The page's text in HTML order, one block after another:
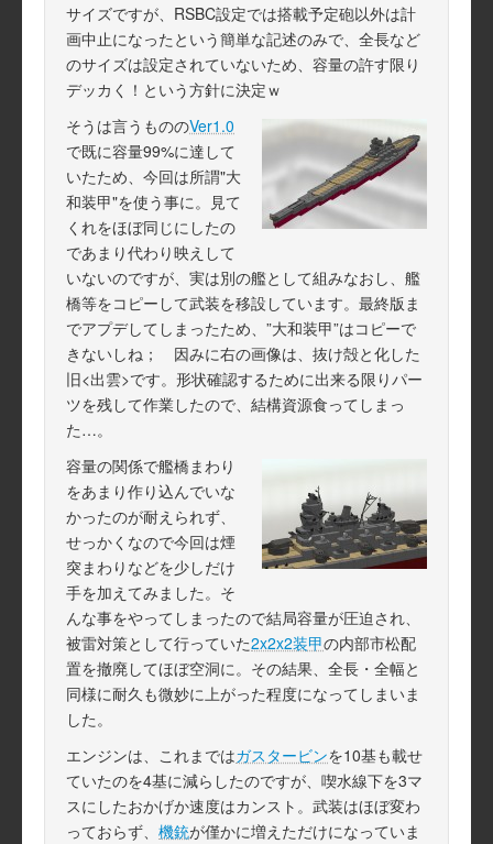
サイズですが、RSBC設定では搭載予定砲以外は計
画中止になったという簡単な記述のみで、全長など
のサイズは設定されていないため、容量の許す限り
デッカく！という方針に決定ｗ
そうは言うもののVer1.0
で既に容量99%に達して
いたため、今回は所謂"大
和装甲"を使う事に。見て
くれをほぼ同じにしたの
であまり代わり映えして
いないのですが、実は別の艦として組みなおし、艦
橋等をコピーして武装を移設しています。最終版ま
でアプデしてしまったため、”大和装甲”はコピーで
きないしね； 因みに右の画像は、抜け殻と化した
旧<出雲>です。形状確認するために出来る限りパー
ツを残して作業したので、結構資源食ってしまっ
た…。
容量の関係で艦橋まわり
をあまり作り込んでいな
かったのが耐えられず、
せっかくなので今回は煙
突まわりなどを少しだけ
手を加えてみました。そ
んな事をやってしまったので結局容量が圧迫され、
被雷対策として行っていた2x2x2装甲の内部市松配
置を撤廃してほぼ空洞に。その結果、全長・全幅と
同様に耐久も微妙に上がった程度になってしまいま
した。
エンジンは、これまではガスタービンを10基も載せ
ていたのを4基に減らしたのですが、喫水線下を3マ
スにしたおかげか速度はカンスト。武装はほぼ変わ
っておらず、 機銃が僅かに増えただけになっていま